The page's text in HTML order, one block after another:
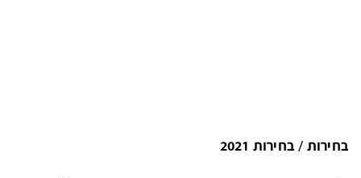
בחירות בחירות 2021